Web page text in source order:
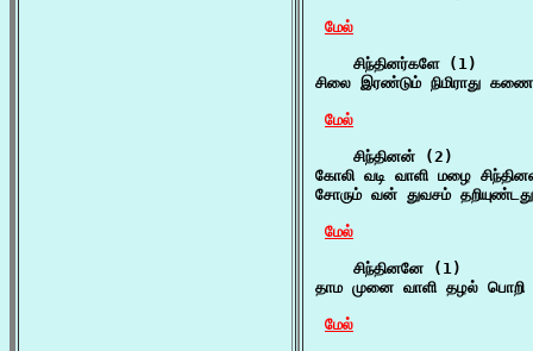
மேல்
    சிந்தினர்களே (1)
சிலை இரண்டும் நிமிராது
மேல்
    சிந்தினன் (2)
கோலி வடி வாளி மழை
சோரும் வன் துவசம்
மேல்
    சிந்தினனே (1)
தாம முனை வாளி தழல் பொறி
மேல்